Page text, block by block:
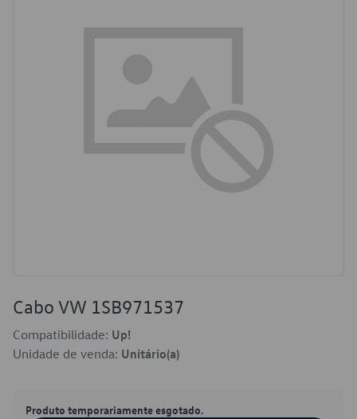
Cabo VW 1SB971537
Compatibilidade: Up!
Unidade de venda: Unitário(a)
Produto temporariamente esgotado.